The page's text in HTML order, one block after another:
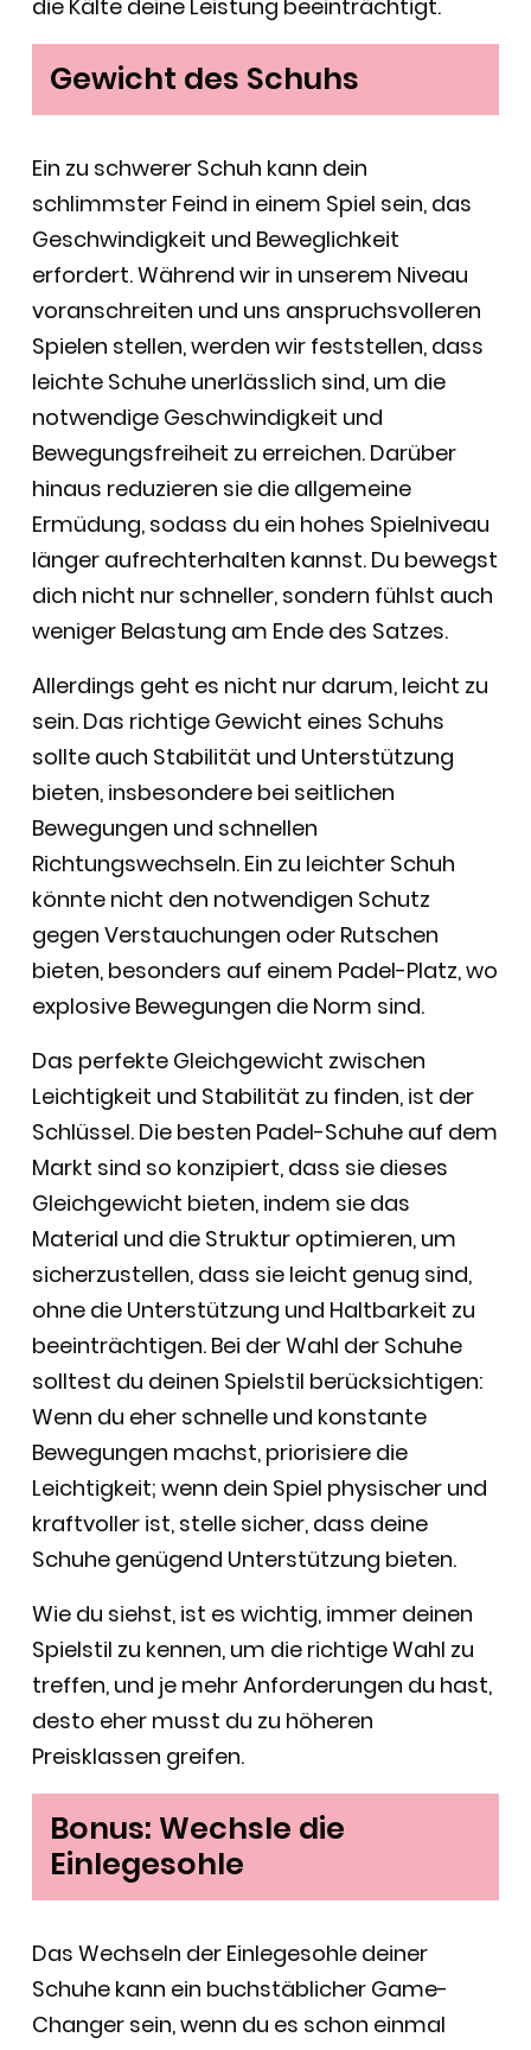
die Kälte deine Leistung beeinträchtigt.
Gewicht des Schuhs
Ein zu schwerer Schuh kann dein
schlimmster Feind in einem Spiel sein, das
Geschwindigkeit und Beweglichkeit
erfordert. Während wir in unserem Niveau
voranschreiten und uns anspruchsvolleren
Spielen stellen, werden wir feststellen, dass
leichte Schuhe unerlässlich sind, um die
notwendige Geschwindigkeit und
Bewegungsfreiheit zu erreichen. Darüber
hinaus reduzieren sie die allgemeine
Ermüdung, sodass du ein hohes Spielniveau
länger aufrechterhalten kannst. Du bewegst
dich nicht nur schneller, sondern fühlst auch
weniger Belastung am Ende des Satzes.
Allerdings geht es nicht nur darum, leicht zu
sein. Das richtige Gewicht eines Schuhs
sollte auch Stabilität und Unterstützung
bieten, insbesondere bei seitlichen
Bewegungen und schnellen
Richtungswechseln. Ein zu leichter Schuh
könnte nicht den notwendigen Schutz
gegen Verstauchungen oder Rutschen
bieten, besonders auf einem Padel-Platz, wo
explosive Bewegungen die Norm sind.
Das perfekte Gleichgewicht zwischen
Leichtigkeit und Stabilität zu finden, ist der
Schlüssel. Die besten Padel-Schuhe auf dem
Markt sind so konzipiert, dass sie dieses
Gleichgewicht bieten, indem sie das
Material und die Struktur optimieren, um
sicherzustellen, dass sie leicht genug sind,
ohne die Unterstützung und Haltbarkeit zu
beeinträchtigen. Bei der Wahl der Schuhe
solltest du deinen Spielstil berücksichtigen:
Wenn du eher schnelle und konstante
Bewegungen machst, priorisiere die
Leichtigkeit; wenn dein Spiel physischer und
kraftvoller ist, stelle sicher, dass deine
Schuhe genügend Unterstützung bieten.
Wie du siehst, ist es wichtig, immer deinen
Spielstil zu kennen, um die richtige Wahl zu
treffen, und je mehr Anforderungen du hast,
desto eher musst du zu höheren
Preisklassen greifen.
Bonus: Wechsle die
Einlegesohle
Das Wechseln der Einlegesohle deiner
Schuhe kann ein buchstäblicher Game-
Changer sein, wenn du es schon einmal